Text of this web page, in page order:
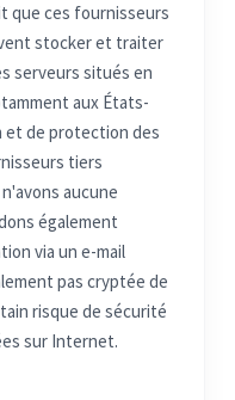
que ces fournisseurs
stocker et traiter
serveurs situés en
aux États-
et de protection des
tiers
aucune
également
via un e-mail
pas cryptée de
risque de sécurité
sur Internet.